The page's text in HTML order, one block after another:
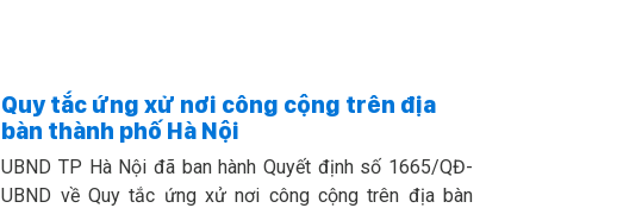
Quy tắc ứng xử nơi công cộng trên địa
bàn thành phố Hà Nội
UBND TP Hà Nội đã ban hành Quyết định số 1665/QĐ-
UBND về Quy tắc ứng xử nơi công cộng trên địa bàn